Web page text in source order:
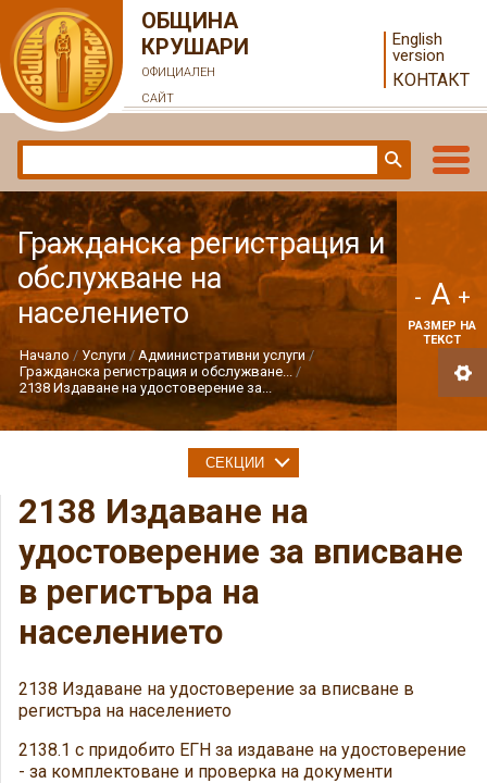
ОБЩИНА
КРУШАРИ
ОФИЦИАЛЕН
САЙТ
English
version
КОНТАКТ
Гражданска регистрация и
обслужване на
населението
Начало Услуги
Административни услуги
Гражданска регистрация и обслужване...
2138 Издаване на удостоверение за...
- A +
РАЗМЕР НА
ТЕКСТ
2138 Издаване на
удостоверение за вписване
в регистъра на
населението
2138 Издаване на удостоверение за вписване в
регистъра на населението
2138.1 с придобито ЕГН за издаване на удостоверение
- за комплектоване и проверка на документи
СЕКЦИИ